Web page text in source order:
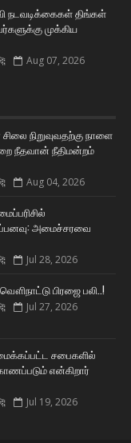
நடவடிக்கைகள் திங்கள்
முக்கிய
Aug 07, 2026
நிறுவுவதற்கு நாளை
நீதவான் நீதிமன்றம்
Aug 04, 2026
அமைச்சரவை
Jul 28, 2026
பிரஜை பலி..!
Jul 27, 2026
சபைகளில்
என்கிறார்
Jul 19, 2026